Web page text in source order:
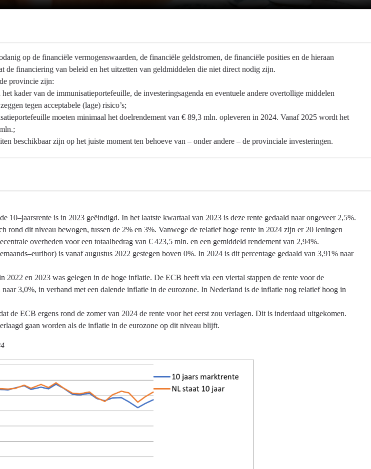
op de financiële vermogenswaarden, de financiële geldstromen, de financiële posities en de hieraan
de financiering van beleid en het uitzetten van geldmiddelen die niet direct nodig zijn.
provincie zijn:
kader van de immunisatieportefeuille, de investeringsagenda en eventuele andere overtollige middelen
tegen acceptabele (lage) risico’s;
moeten minimaal het doelrendement van € 89,3 mln. opleveren in 2024. Vanaf 2025 wordt het
beschikbaar zijn op het juiste moment ten behoeve van – onder andere – de provinciale investeringen.
10–jaarsrente is in 2023 geëindigd. In het laatste kwartaal van 2023 is deze rente gedaald naar ongeveer 2,5%.
rond dit niveau bewogen, tussen de 2% en 3%. Vanwege de relatief hoge rente in 2024 zijn er 20 leningen
overheden voor een totaalbedrag van € 423,5 mln. en een gemiddeld rendement van 2,94%.
is vanaf augustus 2022 gestegen boven 0%. In 2024 is dit percentage gedaald van 3,91% naar
2022 en 2023 was gelegen in de hoge inflatie. De ECB heeft via een viertal stappen de rente voor de
3,0%, in verband met een dalende inflatie in de eurozone. In Nederland is de inflatie nog relatief hoog in
de ECB ergens rond de zomer van 2024 de rente voor het eerst zou verlagen. Dit is inderdaad uitgekomen.
gaan worden als de inflatie in de eurozone op dit niveau blijft.